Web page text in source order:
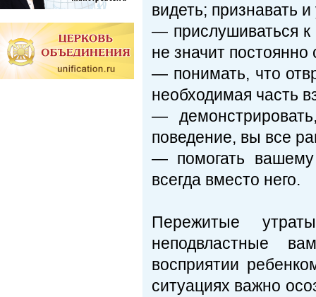
видеть; признавать
— прислушиваться к
не значит
— понимать, что
необходимая часть
—
поведение, вы все
— помогать
всегда вместо него.
Пережитые
неподвластные
восприятии
ситуациях важно